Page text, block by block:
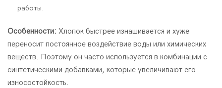
работы.
Особенности: Хлопок быстрее изнашивается и хуже
переносит постоянное воздействие воды или химических
веществ. Поэтому он часто используется в комбинации с
синтетическими добавками, которые увеличивают его
износостойкость.